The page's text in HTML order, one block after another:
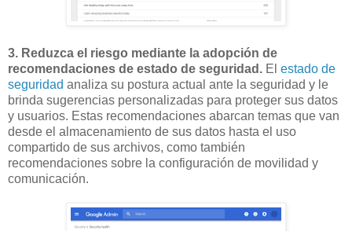
3. Reduzca el riesgo mediante la adopción de
recomendaciones de estado de seguridad. El estado de
seguridad analiza su postura actual ante la seguridad y le
brinda sugerencias personalizadas para proteger sus datos
y usuarios. Estas recomendaciones abarcan temas que van
desde el almacenamiento de sus datos hasta el uso
compartido de sus archivos, como también
recomendaciones sobre la configuración de movilidad y
comunicación.